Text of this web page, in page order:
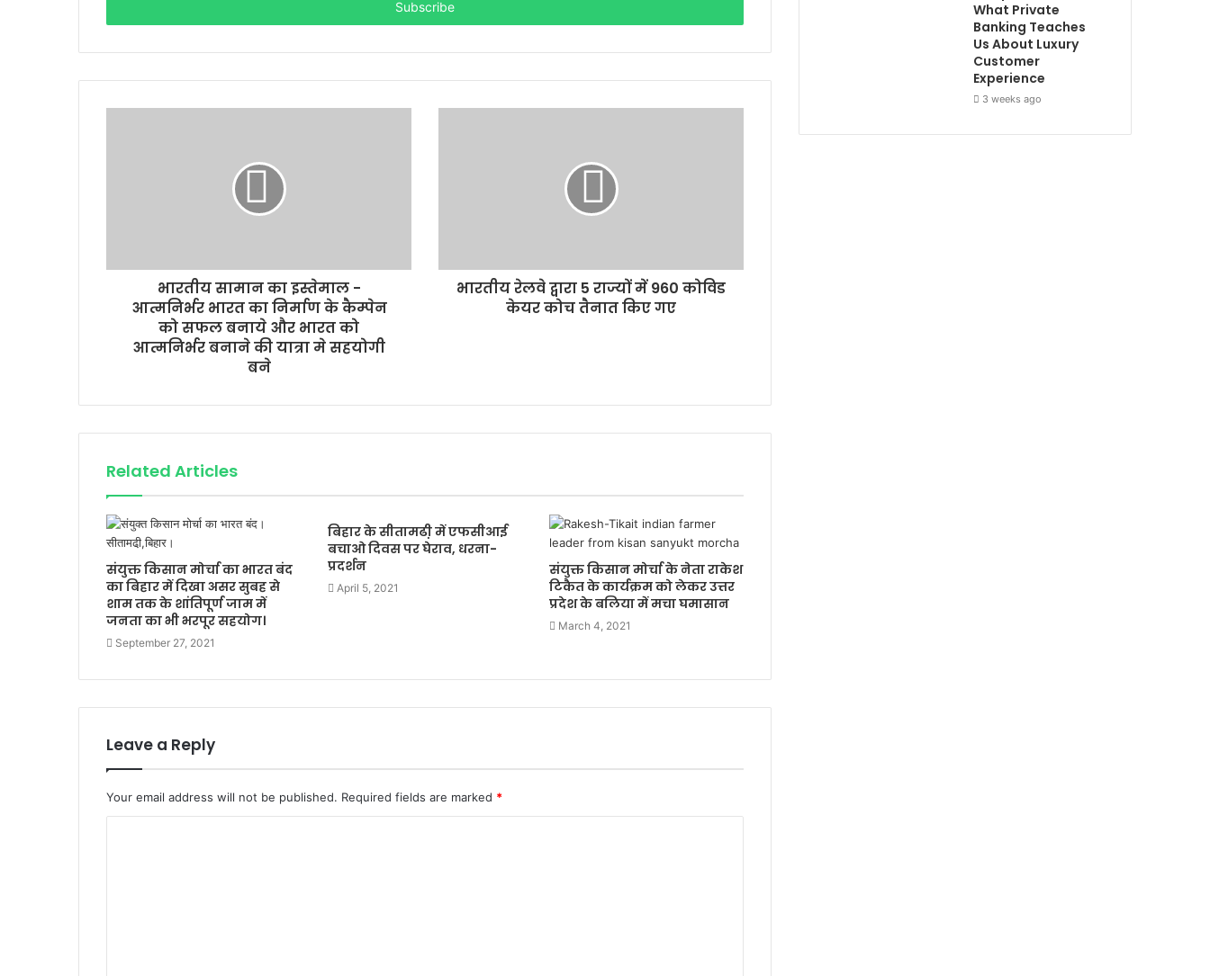
भारतीय सामान का इस्तेमाल -
आत्मनिर्भर भारत का निर्माण के कैम्पेन
को सफल बनाये और भारत को
आत्मनिर्भर बनाने की यात्रा मे सहयोगी
बने
भारतीय रेलवे द्वारा 5 राज्यों में 960 कोविड
केयर कोच तैनात किए गए
Related Articles
संयुक्त किसान मोर्चा का भारत बंद
का बिहार में दिखा असर सुबह से
शाम तक के शांतिपूर्ण जाम में
जनता का भी भरपूर सहयोग।
September 27, 2021
बिहार के सीतामढी़ में एफसीआई
बचाओ दिवस पर घेराव, धरना-
प्रदर्शन
April 5, 2021
संयुक्त किसान मोर्चा के नेता राकेश
टिकैत के कार्यक्रम को लेकर उत्तर
प्रदेश के बलिया में मचा घमासान
March 4, 2021
Leave a Reply
Your email address will not be published. Required fields are marked *
What Private
Banking Teaches
Us About Luxury
Customer
Experience
3 weeks ago